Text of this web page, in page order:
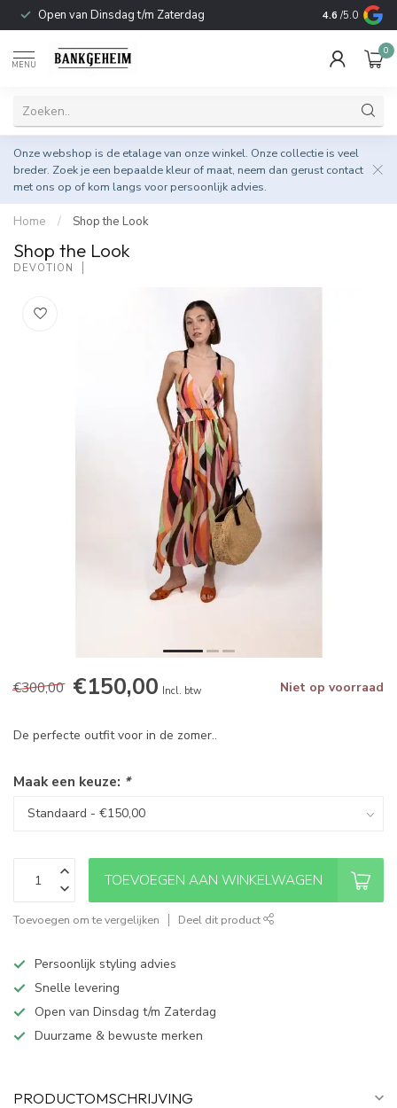
Open van Dinsdag t/m Zaterdag Duurzame &
4.6 /5.0
MENU
0
Onze webshop is de etalage van onze winkel. Onze collectie is veel
breder. Zoek je een bepaalde kleur of maat, neem dan gerust contact
met ons op of kom langs voor persoonlijk advies.
Home / Shop the Look
Shop the Look
DEVOTION
€300,00 €150,00 Incl. btw Niet op voorraad
De perfecte outfit voor in de zomer..
Maak een keuze: *
TOEVOEGEN AAN WINKELWAGEN
Toevoegen om te vergelijken Deel dit product
Persoonlijk styling advies
Snelle levering
Open van Dinsdag t/m Zaterdag
Duurzame & bewuste merken
PRODUCTOMSCHRIJVING